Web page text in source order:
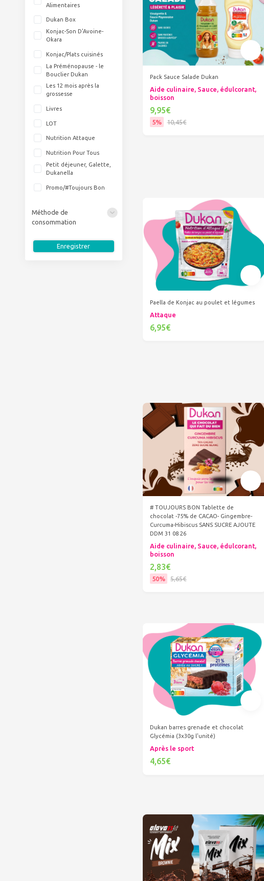
Alimentaires
Dukan Box
Konjac-Son D'Avoine-
Okara
Konjac/Plats cuisinés
La Préménopause - le
Bouclier Dukan
Les 12 mois après la
grossesse
Livres
LOT
Nutrition Attaque
Nutrition Pour Tous
Petit déjeuner, Galette,
Dukanella
Promo/#Toujours Bon
Méthode de
consommation
Enregistrer
Pack Sauce Salade Dukan
Aide culinaire, Sauce, édulcorant,
boisson
9,95€
5%
10,45€
Paella de Konjac au poulet et légumes
Attaque
6,95€
# TOUJOURS BON Tablette de
chocolat -75% de CACAO- Gingembre-
Curcuma-Hibiscus SANS SUCRE AJOUTE
DDM 31 08 26
Aide culinaire, Sauce, édulcorant,
boisson
2,83€
50%
5,65€
Dukan barres grenade et chocolat
Glycémia (3x30g l'unité)
Après le sport
4,65€